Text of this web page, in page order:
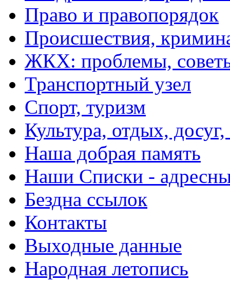
Право и правопорядок
Происшествия,
ЖКХ: проблемы,
Транспортный узел
Спорт, туризм
Культура, отдых,
Наша добрая память
Наши Списки -
Бездна ссылок
Контакты
Выходные данные
Народная летопись